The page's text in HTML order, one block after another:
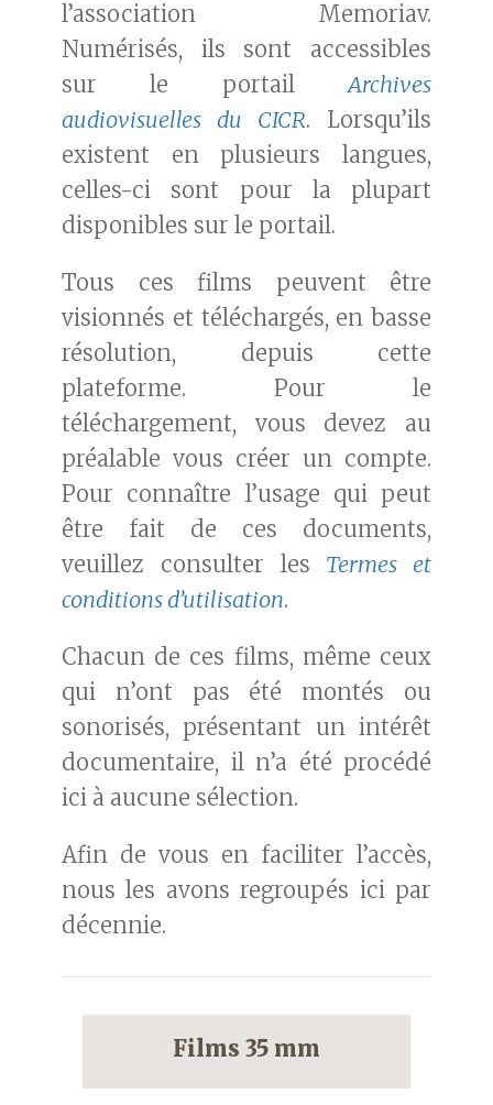
l’association Memoriav.
Numérisés, ils sont accessibles
sur le portail Archives
audiovisuelles du CICR. Lorsqu’ils
existent en plusieurs langues,
celles-ci sont pour la plupart
disponibles sur le portail.
Tous ces films peuvent être
visionnés et téléchargés, en basse
résolution, depuis cette
plateforme. Pour le
téléchargement, vous devez au
préalable vous créer un compte.
Pour connaître l’usage qui peut
être fait de ces documents,
veuillez consulter les Termes et
conditions d’utilisation.
Chacun de ces films, même ceux
qui n’ont pas été montés ou
sonorisés, présentant un intérêt
documentaire, il n’a été procédé
ici à aucune sélection.
Afin de vous en faciliter l’accès,
nous les avons regroupés ici par
décennie.
Films 35 mm